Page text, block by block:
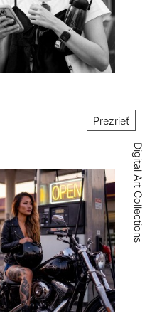
Prezrieť
Digital Art Collections